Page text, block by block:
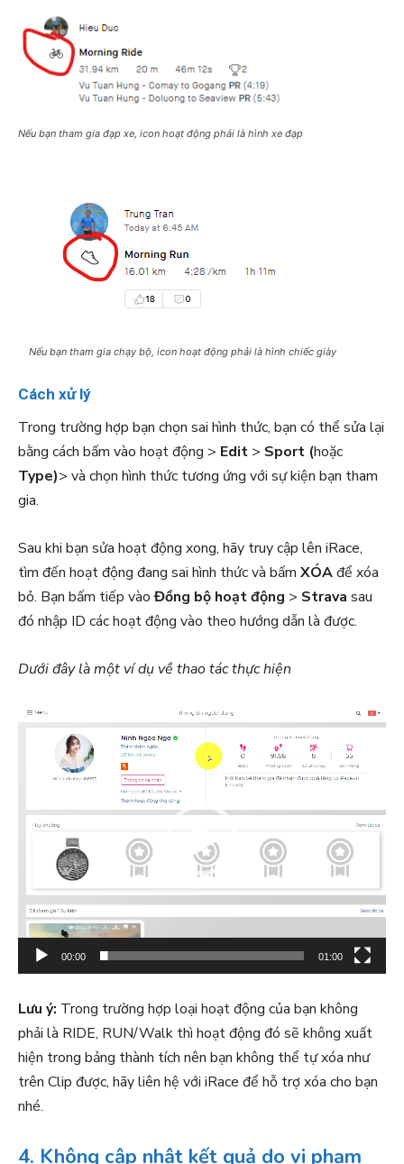
Nếu bạn tham gia đạp xe, icon hoạt động phải là hình xe đạp
Nếu bạn tham gia chạy bộ, icon hoạt động phải là hình chiếc giày
Cách xử lý
Trong trường hợp bạn chọn sai hình thức, bạn có thể sửa lại
bằng cách bấm vào hoạt động > Edit > Sport (hoặc
Type)> và chọn hình thức tương ứng với sự kiện bạn tham
gia.
Sau khi bạn sửa hoạt động xong, hãy truy cập lên iRace,
tìm đến hoạt động đang sai hình thức và bấm XÓAđể xóa
bỏ. Bạn bấm tiếp vàoĐồng bộ hoạt động > Strava sau
đó nhập ID các hoạt động vào theo hướng dẫn là được.
Dưới đây là một ví dụ về thao tác thực hiện
T
V
e
o
00:00 01:00
Lưu ý: Trong trường hợp loại hoạt động của bạn không
phải là RIDE, RUN/Walk thì hoạt động đó sẽ không xuất
hiện trong bảng thành tích nên bạn không thể tự xóa như
trên Clip được, hãy liên hệ với iRace để hỗ trợ xóa cho bạn
nhé.
4. Không cập nhật kết quả do vi phạm